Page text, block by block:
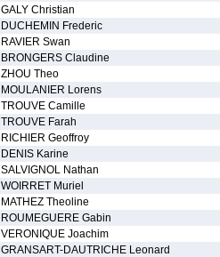
GALY Christian
DUCHEMIN Frederic
RAVIER Swan
BRONGERS Claudine
ZHOU Theo
MOULANIER Lorens
TROUVE Camille
TROUVE Farah
RICHIER Geoffroy
DENIS Karine
SALVIGNOL Nathan
WOIRRET Muriel
MATHEZ Theoline
ROUMEGUERE Gabin
VERONIQUE Joachim
GRANSART-DAUTRICHE Leonard